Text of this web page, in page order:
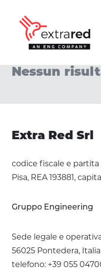
dettaglio
Nessun
Extra Red Srl
codice fiscale e partita
Pisa, REA 193881,
Gruppo Engineering
Sede legale e
56025 Pontedera, Italia
telefono: +39 055